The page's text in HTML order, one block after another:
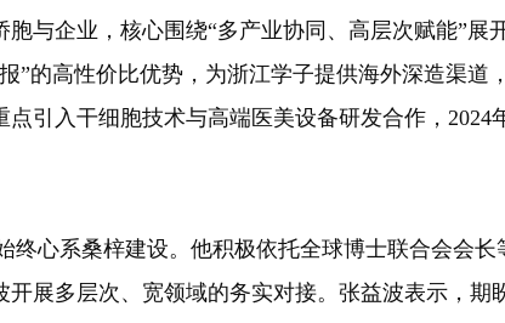
与企业，核心围绕“多产业协同、高层次赋能”
”的高性价比优势，为浙江学子提供海外深造渠
引入干细胞技术与高端医美设备研发合作，
系桑梓建设。他积极依托全球博士联合会会长
展多层次、宽领域的务实对接。张益波表示，